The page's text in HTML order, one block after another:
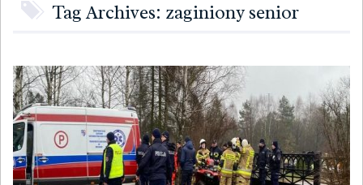
Tag Archives: zaginiony senior